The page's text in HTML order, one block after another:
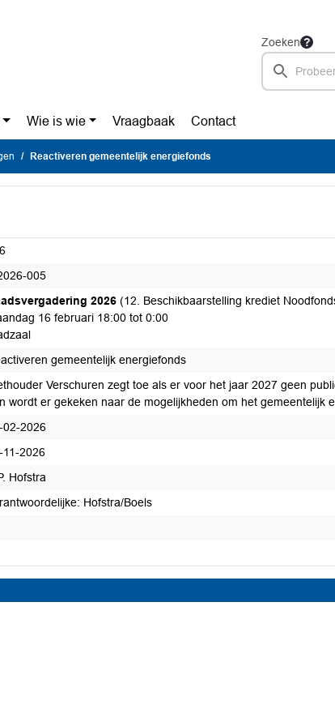
Zoeken
Wie is wie Vraagbaak Contact
Reactiveren gemeentelijk energiefonds
005
2026 (12. Beschikbaarstelling krediet
16 februari 18:00 tot 0:00
gemeentelijk energiefonds
Verschuren zegt toe als er voor het jaar 2027 geen
wordt er gekeken naar de mogelijkheden om het gemeentelijk
02-2026
11-2026
Hofstra
Hofstra/Boels
afgedaan